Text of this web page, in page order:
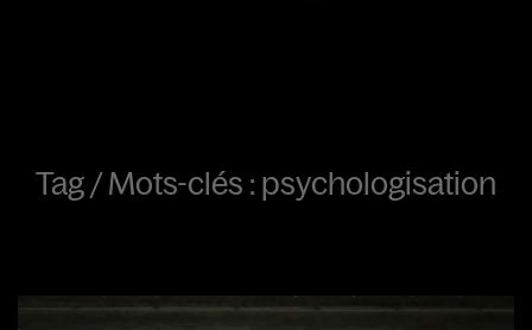
Tag /Mots-clés : psychologisation